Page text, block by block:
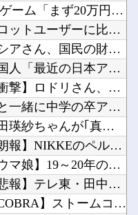
PCゲーム「まず20万円以上のPCを買います」←これ他
スロットユーザーに比べてなんでパチンコユーザーってリテラシーがここまで低いんだろうか…他
ロシアさん、国民の財産を没収しはじめる他
韓国人「最近の日本アニメ業界の勢力図を変えたと言われる作品がこちら…」→「こういうのが面白...
【衝撃】ロドリさん、レアル入り目前から一転バルサ加入へ 4年契約で年俸55億円ｗｗｗｗｗｗ...
妻と一緒に中学の卒アルを見ていた夫さん、妻にとんでもない秘密をバレて震える・・・他
池田瑛紗ちゃんが｢真珠の耳飾りの少女｣の魅力を語る！！！【乃木坂46】他
【朗報】NIKKEのペルソナコラボ、実装キャラ発表他
【ウマ娘】19～20年のおひんば達ってバケモノしかいないのか？他
【悲報】テレ東・田中瞳アナ、ロケ中の「勝手に撮影する人」に苦言「面識のない方にカメラを向け...
【COBRA】ストームコレクティブルズ「コブラ スペシャルエディション」アクションフィギュ...